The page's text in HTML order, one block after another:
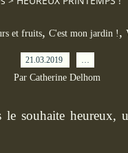
et fruits, C'est mon jardin ! ,
21.03.2019
Par Catherine Delhom
souhaite heureux,